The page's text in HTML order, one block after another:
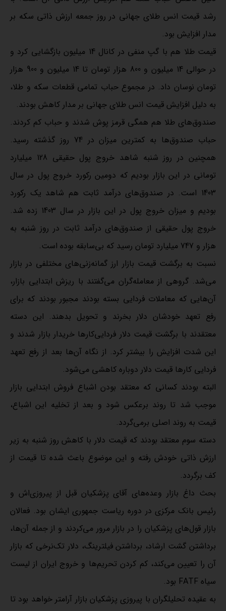
رشد قیمت انس طلای جهانی در روز جمعه ارزش ذاتی سکه بر
مدار افزایش بود.
قیمت طلا هم با گپ منفی در کانال 14 میلیون بازگشایی کرد و
در حوالی 14 میلیون و 800 هزار تومان تا 14 میلیون و 900 هزار
تومان نوسان داد. در مجموع حباب تمامی قطعات سکه و طلا،
به دلیل افزایش قیمت انس طلای جهانی بر مدار کاهش بودند.
صندوق‌های طلا هم همگی قرمز پوش شدند و حباب کم کردند.
حباب صندوق‌ها به کمترین میزان در 74 روز گذشته رسید.
همچنین در روز شنبه شاهد خروج پول حقیقی 128 میلیارد
تومانی در این بازار بودیم که دومین رکورد خروج پول در سال
1403 است. در صندوق‌های درآمد ثابت هم شاهد یک رکورد
بودیم و میزان خروج پول در این بازار در سال 1403 زده شد.
خروج پول حقیقی از صندوق‌های درآمد ثابت در روز شنبه به
هزار و 747 میلیارد تومان رسید که بی‌سابقه بوده است.
نسبت به برگشت قیمت بازار ارز گمانه‌زنی‌های مختلفی در بازار
می‌شد. گروهی از معامله‌گران می‌گفتند با ریزش ابتدایی بازار،
آن‌هایی که معاملات فردایی بسته بودند مجبور بودند که برای
رفع تعهد خودشان دلار بخرند و تحویل بدهند. این دسته
معتقدند با برگشت قیمت دلار فردایی‌کارها خریدار بازار شدند و
این شدت افزایش را بیشتر کرد. از نگاه آن‌ها بعد از رفع تعهد
فردایی کارها قیمت دلار دوباره کاهشی می‌شود.
البته بودند کسانی که معتقد بودن اشباع فروش ابتدایی بازار
موجب شد تا روند برعکس شود و بعد از تخلیه این اشباع،
قیمت به روند اصلی برمی‌گردد.
دسته سوم معتقد بودند که قیمت دلار با کاهش روز شنبه به زیر
ارزش ذاتی خودش رفته و این موضوع باعث شده تا قیمت از
کف برگردد.
بحث داغ بازار وعده‌های آقای پزشکیان قبل از پیروزی‌اش و
رئیس بانک مرکزی در دوره ریاست جمهوری ایشان بود. فعالان
بازار قول‌های پزشکیان را در بازار مرور می‌کردند و از جمله آن‌ها،
برداشتن گشت ارشاد، برداشتن فیلترینگ، دلار تک‌نرخی که بازار
آن را تعیین می‌کند، کم کردن تحریم‌ها و خروج ایران از لیست
سیاه FATF بود.
به عقیده تحلیلگران با پیروزی پزشکیان بازار آرامتر خواهد بود تا